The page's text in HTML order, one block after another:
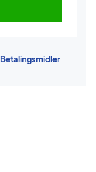
Betalingsmidler